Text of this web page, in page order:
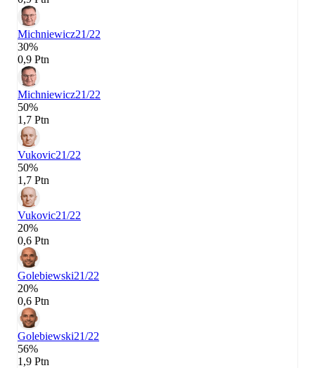
Michniewicz21/22
30%
0,9 Ptn
Michniewicz21/22
50%
1,7 Ptn
Vukovic21/22
50%
1,7 Ptn
Vukovic21/22
20%
0,6 Ptn
Golebiewski21/22
20%
0,6 Ptn
Golebiewski21/22
56%
1,9 Ptn